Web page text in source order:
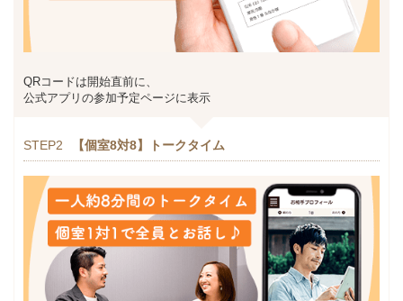
QRコードは開始直前に、
公式アプリの参加予定ページに表示
STEP2 【個室8対8】トークタイム